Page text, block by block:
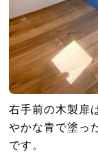
右手前の木製扉
やかな青で塗っ
です。